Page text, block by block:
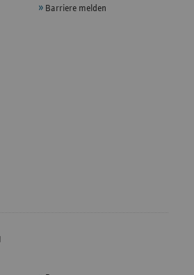
Barriere melden